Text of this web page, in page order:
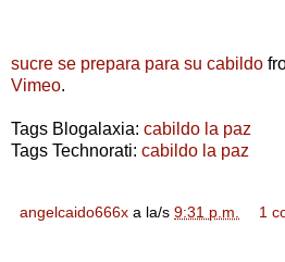
sucre se prepara para su cabildo
Vimeo.
Tags Blogalaxia: cabildo la paz
Tags Technorati: cabildo la paz
angelcaido666x a la/s 9:31 p.m. 1